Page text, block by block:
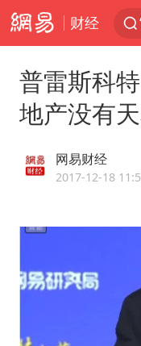
财经
普雷斯科
地产没有
网易财经
2017-12-18